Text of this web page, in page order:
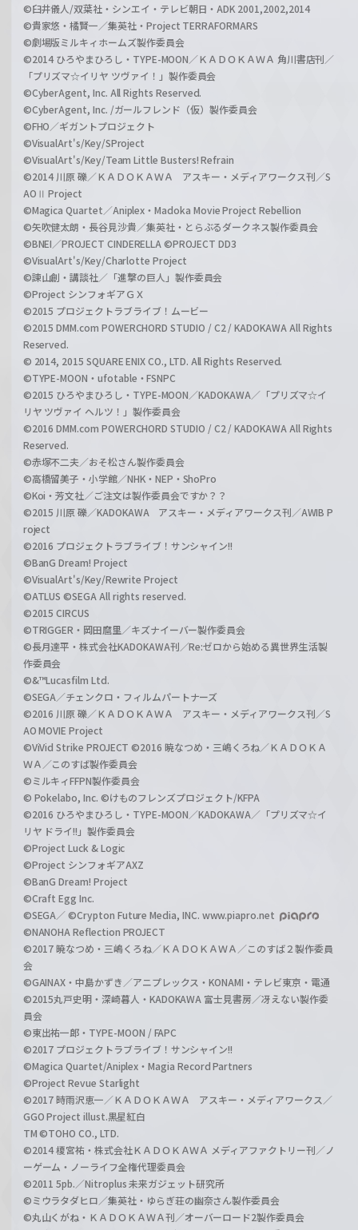
©臼井儀人/双葉社・シンエイ・テレビ朝日・ADK 2001,2002,2014
©貴家悠・橘賢一／集英社・Project TERRAFORMARS
©劇場版ミルキィホームズ製作委員会
©2014 ひろやまひろし・TYPE-MOON／ＫＡＤＯＫＡＷＡ 角川書店刊／
「プリズマ☆イリヤ ツヴァイ！」製作委員会
©CyberAgent, Inc. All Rights Reserved.
©CyberAgent, Inc. /ガールフレンド（仮）製作委員会
©FHO／ギガントプロジェクト
©VisualArt's/Key/SProject
©VisualArt's/Key/Team Little Busters! Refrain
©2014 川原 礫／ＫＡＤＯＫＡＷＡ アスキー・メディアワークス刊／S
AOⅡ Project
©Magica Quartet／Aniplex・Madoka Movie Project Rebellion
©矢吹健太朗・長谷見沙貴／集英社・とらぶるダークネス製作委員会
©BNEI／PROJECT CINDERELLA ©PROJECT DD3
©VisualArt's/Key/Charlotte Project
©諫山創・講談社／「進撃の巨人」製作委員会
©Project シンフォギアＧＸ
©2015 プロジェクトラブライブ！ムービー
©2015 DMM.com POWERCHORD STUDIO / C2 / KADOKAWA All Rights
Reserved.
© 2014, 2015 SQUARE ENIX CO., LTD. All Rights Reserved.
©TYPE-MOON・ufotable・FSNPC
©2015 ひろやまひろし・TYPE-MOON／KADOKAWA／「プリズマ☆イ
リヤ ツヴァイ ヘルツ！」製作委員会
©2016 DMM.com POWERCHORD STUDIO / C2 / KADOKAWA All Rights
Reserved.
©赤塚不二夫／おそ松さん製作委員会
©高橋留美子・小学館／NHK・NEP・ShoPro
©Koi・芳文社／ご注文は製作委員会ですか？？
©2015 川原 礫／KADOKAWA アスキー・メディアワークス刊／AWIB P
roject
©2016 プロジェクトラブライブ！サンシャイン!!
©BanG Dream! Project
©VisualArt's/Key/Rewrite Project
©ATLUS ©SEGA All rights reserved.
©2015 CIRCUS
©TRIGGER・岡田麿里／キズナイーバー製作委員会
©長月達平・株式会社KADOKAWA刊／Re:ゼロから始める異世界生活製
作委員会
©&™Lucasfilm Ltd.
©SEGA／チェンクロ・フィルムパートナーズ
©2016 川原 礫／ＫＡＤＯＫＡＷＡ アスキー・メディアワークス刊／S
AO MOVIE Project
©ViVid Strike PROJECT ©2016 暁なつめ・三嶋くろね／ＫＡＤＯＫＡ
ＷＡ／このすば製作委員会
©ミルキィFFPN製作委員会
© Pokelabo, Inc. ©けものフレンズプロジェクト/KFPA
©2016 ひろやまひろし・TYPE-MOON／KADOKAWA／「プリズマ☆イ
リヤ ドライ!!」製作委員会
©Project Luck & Logic
©Project シンフォギアAXZ
©BanG Dream! Project
©Craft Egg Inc.
©SEGA／ ©Crypton Future Media, INC. www.piapro.net
©NANOHA Reflection PROJECT
©2017 暁なつめ・三嶋くろね／ＫＡＤＯＫＡＷＡ／このすば２製作委員
会
©GAINAX・中島かずき／アニプレックス・KONAMI・テレビ東京・電通
©2015丸戸史明・深崎暮人・KADOKAWA 富士見書房／冴えない製作委
員会
©東出祐一郎・TYPE-MOON / FAPC
©2017 プロジェクトラブライブ！サンシャイン!!
©Magica Quartet/Aniplex・Magia Record Partners
©Project Revue Starlight
©2017 時雨沢恵一／ＫＡＤＯＫＡＷＡ アスキー・メディアワークス／
GGO Project illust.黒星紅白
TM ©TOHO CO., LTD.
©2014 榎宮祐・株式会社ＫＡＤＯＫＡＷＡ メディアファクトリー刊／ノ
ーゲーム・ノーライフ全権代理委員会
©2011 5pb.／Nitroplus 未来ガジェット研究所
©ミウラタダヒロ／集英社・ゆらぎ荘の幽奈さん製作委員会
©丸山くがね・ＫＡＤＯＫＡＷＡ刊／オーバーロード2製作委員会